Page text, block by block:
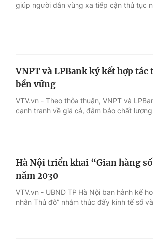
giúp người dân vùng xa tiếp cận thủ tục
VNPT và LPBank ký kết hợp
bền vững
VTV.vn - Theo thỏa thuận, VNPT và
cạnh tranh về giá cả, đảm bảo chất
Hà Nội triển khai “Gian hàng
năm 2030
VTV.vn - UBND TP Hà Nội ban hành kế
nhân Thủ đô” nhằm thúc đẩy kinh tế số